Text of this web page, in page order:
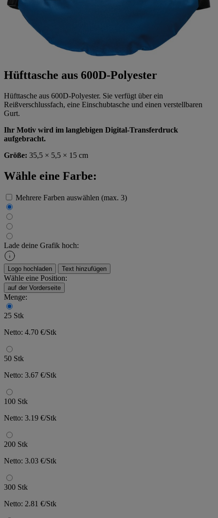
Hüfttasche aus 600D-Polyester
Hüfttasche aus 600D-Polyester. Sie verfügt über ein
Reißverschlussfach, eine Einschubtasche und einen verstellbaren
Gurt.
Ihr Motiv wird im langlebigen Digital-Transferdruck
aufgebracht.
Größe: 35,5 × 5,5 × 15 cm
Wähle eine Farbe:
Mehrere Farben auswählen (max. 3)
Lade deine Grafik hoch:
Logo hochladen Text hinzufügen
Wähle eine Position:
auf der Vorderseite
Menge:
25 Stk
Netto: 4.70 €/Stk
50 Stk
Netto: 3.67 €/Stk
100 Stk
Netto: 3.19 €/Stk
200 Stk
Netto: 3.03 €/Stk
300 Stk
Netto: 2.81 €/Stk